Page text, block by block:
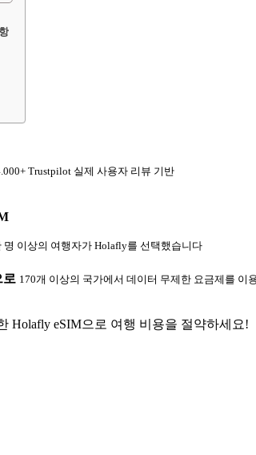
Trustpilot 실제 사용자 리뷰 기반
명 이상의 여행자가 Holafly를 선택했습니다
로 170개 이상의 국가에서 데이터 무제한 요금제를 이
Holafly eSIM으로 여행 비용을 절약하세요!